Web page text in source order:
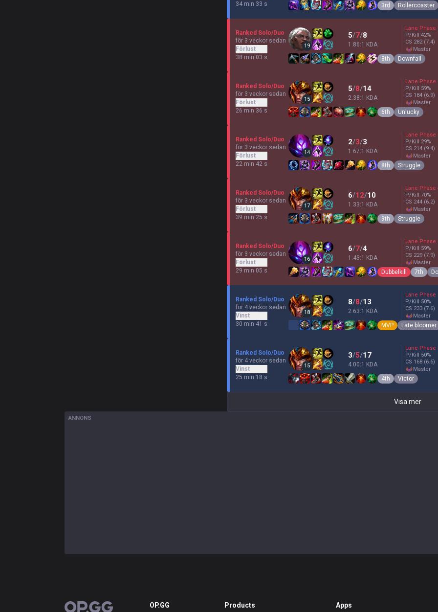
34 min 33 s
3rd Rollercoaster
Ranked Solo/Duo
för 3 veckor sedan
Förlust
38 min 03 s
19
5/7/8
1.86:1 KDA
Lane Phase
P/Kill 42%
CS 282 (7.4)
master
8th Downfall
Ranked Solo/Duo
för 3 veckor sedan
Förlust
26 min 36 s
15
5/8/14
2.38:1 KDA
Lane Phase
P/Kill 59%
CS 184 (6.9)
master
6th Unlucky
Ranked Solo/Duo
för 3 veckor sedan
Förlust
22 min 42 s
14
2/3/3
1.67:1 KDA
Lane Phase
P/Kill 29%
CS 214 (9.4)
master
8th Struggle
Ranked Solo/Duo
för 3 veckor sedan
Förlust
39 min 25 s
17
6/12/10
1.33:1 KDA
Lane Phase
P/Kill 70%
CS 244 (6.2)
master
9th Struggle
Ranked Solo/Duo
för 3 veckor sedan
Förlust
29 min 05 s
16
6/7/4
1.43:1 KDA
Lane Phase
P/Kill 59%
CS 229 (7.9)
master
Dubbelkill 7th
Ranked Solo/Duo
för 4 veckor sedan
Vinst
30 min 41 s
18
8/8/13
2.63:1 KDA
Lane Phase
P/Kill 50%
CS 233 (7.6)
master
MVP Late bloomer
Ranked Solo/Duo
för 4 veckor sedan
Vinst
25 min 18 s
15
3/5/17
4.00:1 KDA
Lane Phase
P/Kill 50%
CS 168 (6.6)
master
4th Victor
Visa mer
ANNONS
OP.GG OP.GG Products Apps